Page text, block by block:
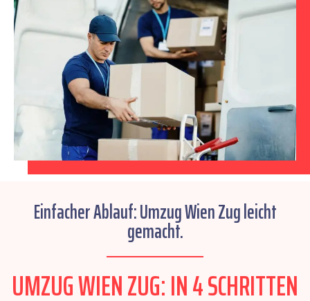
Einfacher Ablauf: Umzug Wien Zug leicht
gemacht.
UMZUG WIEN ZUG: IN 4 SCHRITTEN